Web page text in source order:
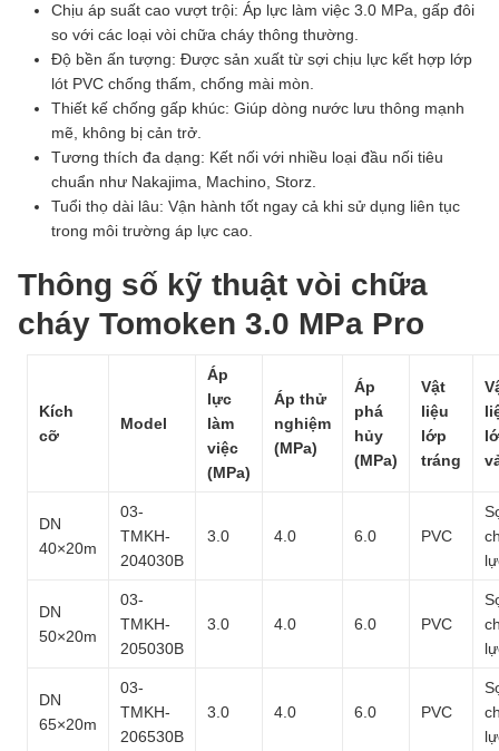
Chịu áp suất cao vượt trội: Áp lực làm việc 3.0 MPa, gấp đôi
so với các loại vòi chữa cháy thông thường.
Độ bền ấn tượng: Được sản xuất từ sợi chịu lực kết hợp lớp
lót PVC chống thấm, chống mài mòn.
Thiết kế chống gấp khúc: Giúp dòng nước lưu thông mạnh
mẽ, không bị cản trở.
Tương thích đa dạng: Kết nối với nhiều loại đầu nối tiêu
chuẩn như Nakajima, Machino, Storz.
Tuổi thọ dài lâu: Vận hành tốt ngay cả khi sử dụng liên tục
trong môi trường áp lực cao.
Thông số kỹ thuật vòi chữa
cháy Tomoken 3.0 MPa Pro
Kích
cỡ
Model
Áp
lực
làm
việc
(MPa)
Áp thử
nghiệm
(MPa)
Áp
phá
hủy
(MPa)
Vật
liệu
lớp
tráng
DN
40×20m
03-
TMKH-
204030B
3.0 4.0 6.0 PVC
DN
50×20m
03-
TMKH-
205030B
3.0 4.0 6.0 PVC
DN
65×20m
03-
TMKH-
206530B
3.0 4.0 6.0 PVC